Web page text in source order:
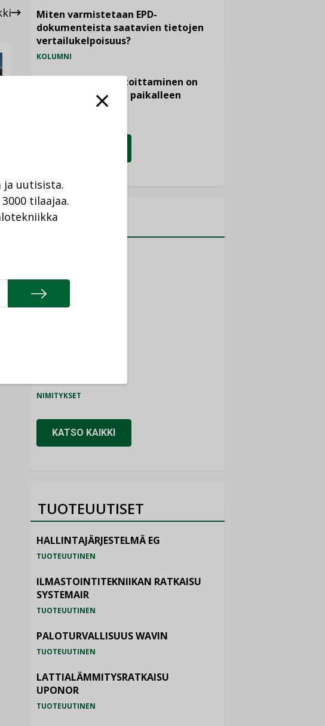
Miten varmistetaan EPD-
dokumenteista saatavien tietojen
vertailukelpoisuus?
KOLUMNI
Vesi- ja viemärimitoittaminen on
jämähtänyt ajassa paikalleen
NIMITYKSET
Refair
NIMITYKSET
KATSO KAIKKI
TUOTEUUTISET
HALLINTAJÄRJESTELMÄ EG
TUOTEUUTINEN
ILMASTOINTITEKNIIKAN RATKAISU
SYSTEMAIR
TUOTEUUTINEN
PALOTURVALLISUUS WAVIN
TUOTEUUTINEN
LATTIALÄMMITYSRATKAISU
UPONOR
TUOTEUUTINEN
ja uutisista.
tilaajaa.